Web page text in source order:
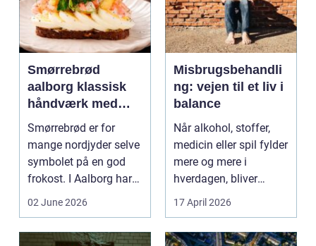
Smørrebrød
aalborg klassisk
håndværk med
moderne twist
Smørrebrød er for
mange nordjyder selve
symbolet på en god
frokost. I Aalborg har
den klassiske spis...
02 June 2026
Misbrugsbehandli
ng: vejen til et liv i
balance
Når alkohol, stoffer,
medicin eller spil fylder
mere og mere i
hverdagen, bliver
grænsen...
17 April 2026